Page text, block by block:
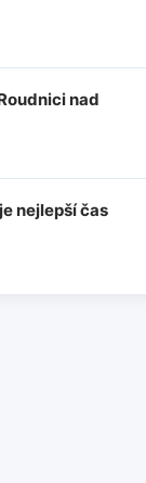
nad
nejlepší čas